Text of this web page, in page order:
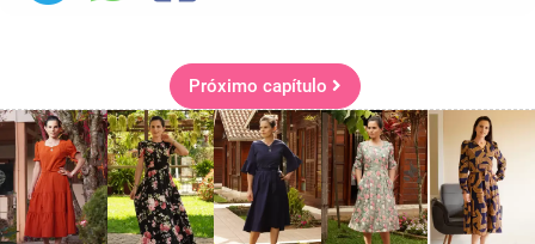
Próximo capítulo